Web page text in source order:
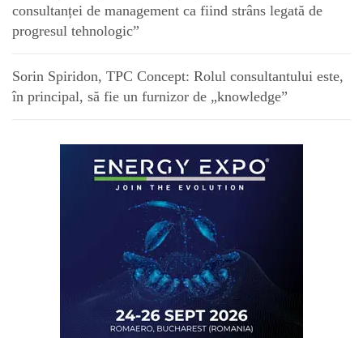
consultanței de management ca fiind strâns legată de
progresul tehnologic”
Sorin Spiridon, TPC Concept: Rolul consultantului este,
în principal, să fie un furnizor de „knowledge”